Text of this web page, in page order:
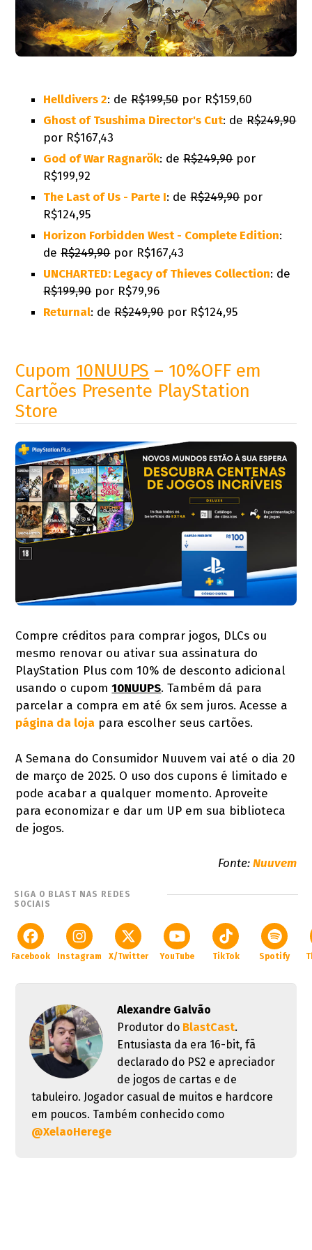
Helldivers 2: deR$199,50por R$159,60
Ghost of Tsushima Director's Cut: deR$249,90
por R$167,43
God of War Ragnarök: deR$249,90por
R$199,92
The Last of Us - Parte I: deR$249,90por
R$124,95
Horizon Forbidden West - Complete Edition:
deR$249,90por R$167,43
UNCHARTED: Legacy of Thieves Collection: de
R$199,90por R$79,96
Returnal: deR$249,90por R$124,95
Cupom 10NUUPS – 10%OFF em
Cartões Presente PlayStation
Store
Compre créditos para comprar jogos, DLCs ou
mesmo renovar ou ativar sua assinatura do
PlayStation Plus com 10% de desconto adicional
usando o cupom10NUUPS. Também dá para
parcelar a compra em até 6x sem juros. Acesse a
página da loja para escolher seus cartões.
A Semana do Consumidor Nuuvem vai até o dia 20
de março de 2025. O uso dos cupons é limitado e
pode acabar a qualquer momento. Aproveite
para economizar e dar um UP em sua biblioteca
de jogos.
Fonte:Nuuvem
SIGA O BLAST NAS REDES
SOCIAIS
Facebook Instagram X/Twitter YouTube TikTok Spotify
Alexandre Galvão
Produtor do BlastCast.
Entusiasta da era 16-bit, fã
declarado do PS2 e apreciador
de jogos de cartas e de
tabuleiro. Jogador casual de muitos e hardcore
em poucos. Também conhecido como
@XelaoHerege